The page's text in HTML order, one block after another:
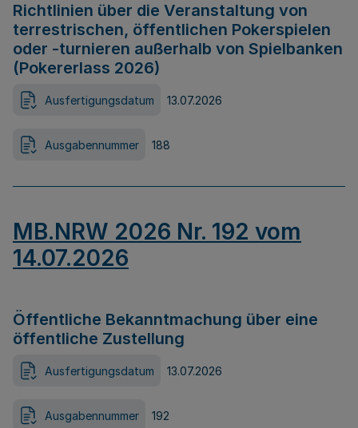
Richtlinien über die Veranstaltung von
terrestrischen, öffentlichen Pokerspielen
oder -turnieren außerhalb von Spielbanken
(Pokererlass 2026)
Ausfertigungsdatum 13.07.2026
Ausgabennummer 188
MB.NRW 2026 Nr. 192 vom
14.07.2026
Öffentliche Bekanntmachung über eine
öffentliche Zustellung
Ausfertigungsdatum 13.07.2026
Ausgabennummer 192